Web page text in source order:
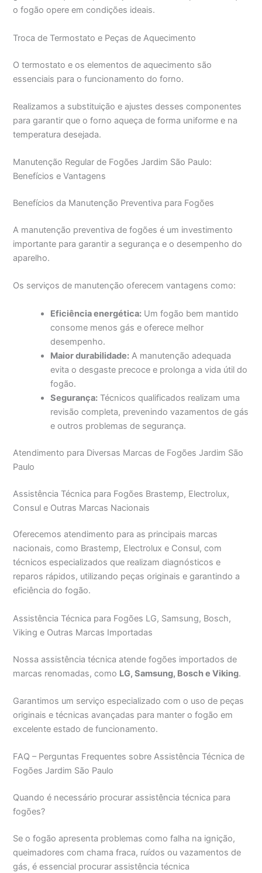
o fogão opere em condições ideais.
Troca de Termostato e Peças de Aquecimento
O termostato e os elementos de aquecimento são
essenciais para o funcionamento do forno.
Realizamos a substituição e ajustes desses componentes
para garantir que o forno aqueça de forma uniforme e na
temperatura desejada.
Manutenção Regular de Fogões Jardim São Paulo:
Benefícios e Vantagens
Benefícios da Manutenção Preventiva para Fogões
A manutenção preventiva de fogões é um investimento
importante para garantir a segurança e o desempenho do
aparelho.
Os serviços de manutenção oferecem vantagens como:
Eficiência energética: Um fogão bem mantido
consome menos gás e oferece melhor
desempenho.
Maior durabilidade: A manutenção adequada
evita o desgaste precoce e prolonga a vida útil do
fogão.
Segurança: Técnicos qualificados realizam uma
revisão completa, prevenindo vazamentos de gás
e outros problemas de segurança.
Atendimento para Diversas Marcas de Fogões Jardim São
Paulo
Assistência Técnica para Fogões Brastemp, Electrolux,
Consul e Outras Marcas Nacionais
Oferecemos atendimento para as principais marcas
nacionais, como Brastemp, Electrolux e Consul, com
técnicos especializados que realizam diagnósticos e
reparos rápidos, utilizando peças originais e garantindo a
eficiência do fogão.
Assistência Técnica para Fogões LG, Samsung, Bosch,
Viking e Outras Marcas Importadas
Nossa assistência técnica atende fogões importados de
marcas renomadas, como LG, Samsung, Bosch e Viking.
Garantimos um serviço especializado com o uso de peças
originais e técnicas avançadas para manter o fogão em
excelente estado de funcionamento.
FAQ – Perguntas Frequentes sobre Assistência Técnica de
Fogões Jardim São Paulo
Quando é necessário procurar assistência técnica para
fogões?
Se o fogão apresenta problemas como falha na ignição,
queimadores com chama fraca, ruídos ou vazamentos de
gás, é essencial procurar assistência técnica